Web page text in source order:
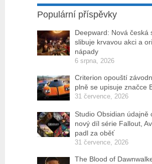
Populární příspěvky
Deepward: Nová česká
slibuje krvavou akci a
nápady
6 srpna, 2026
Criterion opouští
plně se upisuje značce
31 července, 2026
Studio Obsidian údajně
nový díl série Fallout,
padl za oběť
31 července, 2026
The Blood of